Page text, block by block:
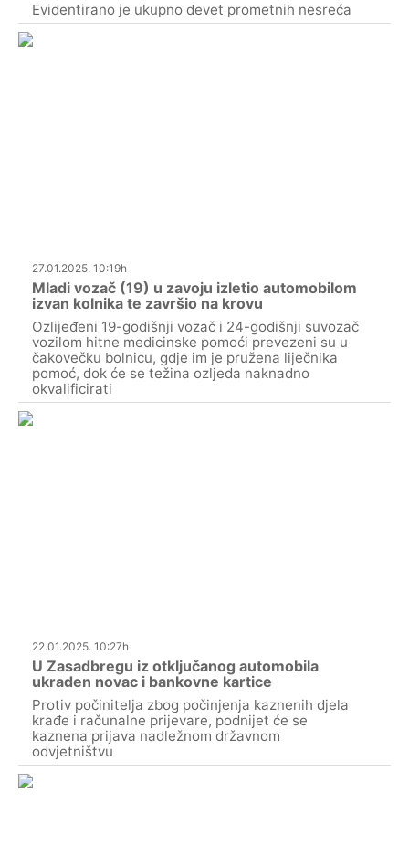
Evidentirano je ukupno devet prometnih nesreća
27.01.2025. 10:19h
Mladi vozač (19) u zavoju izletio automobilom
izvan kolnika te završio na krovu
Ozlijeđeni 19-godišnji vozač i 24-godišnji suvozač
vozilom hitne medicinske pomoći prevezeni su u
čakovečku bolnicu, gdje im je pružena liječnika
pomoć, dok će se težina ozljeda naknadno
okvalificirati
22.01.2025. 10:27h
U Zasadbregu iz otključanog automobila
ukraden novac i bankovne kartice
Protiv počinitelja zbog počinjenja kaznenih djela
krađe i računalne prijevare, podnijet će se
kaznena prijava nadležnom državnom
odvjetništvu